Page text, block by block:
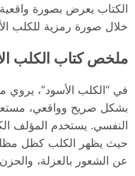
الكتاب يعرض بصورة
خلال صورة رمزية للكلب
ملخص كتاب الكلب
في “الكلب الأسود”، يروي
بشكل صريح وواقعي،
النفسي. يستخدم المؤلف
حيث يظهر الكلب كظل
عن الشعور بالعزلة،